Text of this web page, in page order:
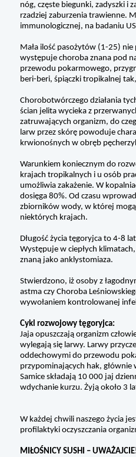
nóg, częste biegunki, zadyszki
rzadziej zaburzenia trawienne.
immunologicznej, na badaniu
Mała ilość pasożytów (1-25)
występuje choroba znana pod
przewodu pokarmowego,
beri-beri, śpiączki tropikalnej
Chorobotwórczego działania
ścian jelita wycieka z
zatruwających organizm, do
larw przez skórę powoduje
krwionośnych w obręb
Warunkiem koniecznym do
krajach tropikalnych i u osób
umożliwia zakażenie. W
dosięga 80%. Od czasu
zbiorników wody, w której
niektórych krajach.
Długość życia tęgoryjca to 4-8
Występuje w ciepłych
znaną jako anklystomiaza.
Stwierdzono, iż osoby z
astma czy Choroba
wywołaniem kontrolowanej
Cykl rozwojowy tęgoryjca:
Jaja opuszczają organizm
wylegają się larwy. Larwy
oddechowymi do przewodu
przypominających hak, głównie
Samice składają 10 000 jaj
wdychanie kurzu. Żyją około 3
W każdej chwili naszego życia
profilaktyki oczyszczania
MIŁOŚNICY SUSHI –